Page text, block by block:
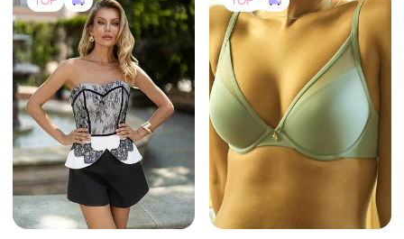
2600 грн
Шикарний корсет
ХS і ще 3
590 грн 6
THIRDLOVE
Бюстгальтер thirdlove
(розмір 42d)
95D